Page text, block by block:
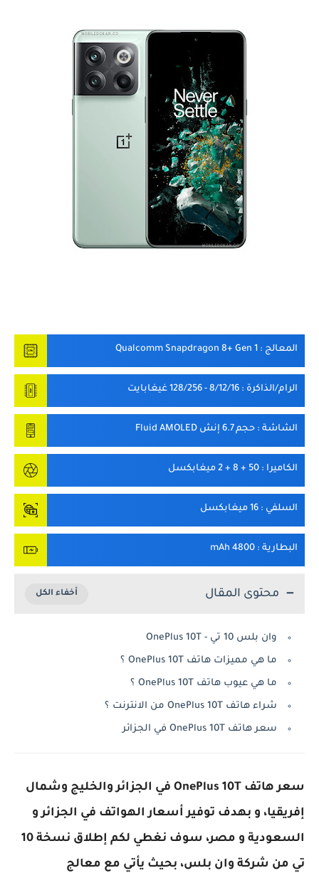
المعالج : Qualcomm Snapdragon 8+ Gen 1
الرام/الذاكرة : 8/12/16 - 128/256 غيغابايت
الشاشة : حجم 6.7 إنش Fluid AMOLED
الكاميرا : 50 + 8 + 2 ميغابكسل
السلفي : 16 ميغابكسل
البطارية : 4800 mAh
محتوى المقال
وان بلس 10 تي - OnePlus 10T
ما هي مميزات هاتف OnePlus 10T ؟
ما هي عيوب هاتف OnePlus 10T ؟
شراء هاتف OnePlus 10T من الانترنت ؟
سعر هاتف OnePlus 10T في الجزائر
سعر هاتف OnePlus 10T في الجزائر والخليج وشمال
إفريقيا، و بهدف توفير أسعار الهواتف في الجزائر و
السعودية و مصر، سوف نغطي لكم إطلاق نسخة 10
تي من شركة وان بلس، بحيث يأتي مع معالج